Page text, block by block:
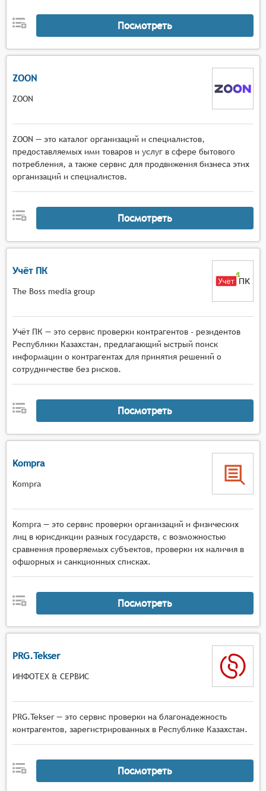
Посмотреть
ZOON
ZOON
ZOON — это каталог организаций и специалистов,
предоставляемых ими товаров и услуг в сфере бытового
потребления, а также сервис для продвижения бизнеса этих
организаций и специалистов.
Посмотреть
Учёт ПК
The Boss media group
Учёт ПК — это сервис проверки контрагентов - резидентов
Республики Казахстан, предлагающий ыстрый поиск
информации о контрагентах для принятия решений о
сотрудничестве без рисков.
Посмотреть
Kompra
Kompra
Kompra — это сервис проверки организаций и физических
лиц в юрисдикции разных государств, с возможностью
сравнения проверяемых субъектов, проверки их наличия в
офшорных и санкционных списках.
Посмотреть
PRG.Tekser
ИНФОТЕХ & СЕРВИС
PRG.Tekser — это сервис проверки на благонадежность
контрагентов, зарегистрированных в Республике Казахстан.
Посмотреть